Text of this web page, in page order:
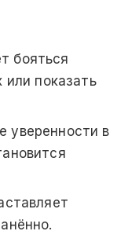
бояться
или показать
уверенности в